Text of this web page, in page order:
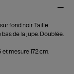
fond noir. Taille
de la jupe. Doublée.
mesure 172 cm.